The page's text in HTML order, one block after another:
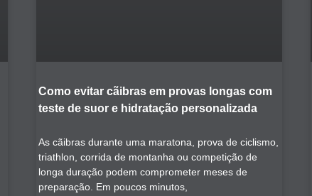
Como evitar cãibras em provas longas com
teste de suor e hidratação personalizada
As cãibras durante uma maratona, prova de ciclismo,
triathlon, corrida de montanha ou competição de
longa duração podem comprometer meses de
preparação. Em poucos minutos,